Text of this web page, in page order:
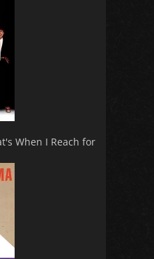
When I Reach for